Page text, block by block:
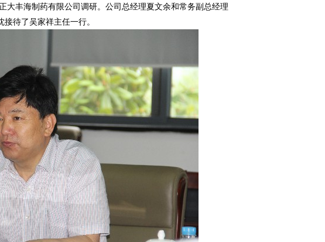
丰海制药有限公司调研。公司总经理夏文余和常务副总经理
待了吴家祥主任一行。